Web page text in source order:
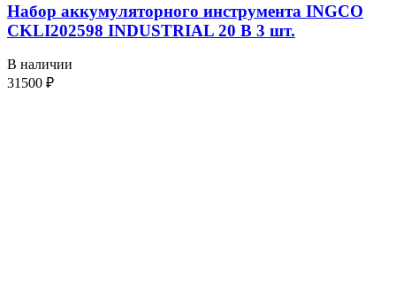
Набор аккумуляторного инструмента INGCO
CKLI202598 INDUSTRIAL 20 В 3 шт.
В наличии
31500 ₽